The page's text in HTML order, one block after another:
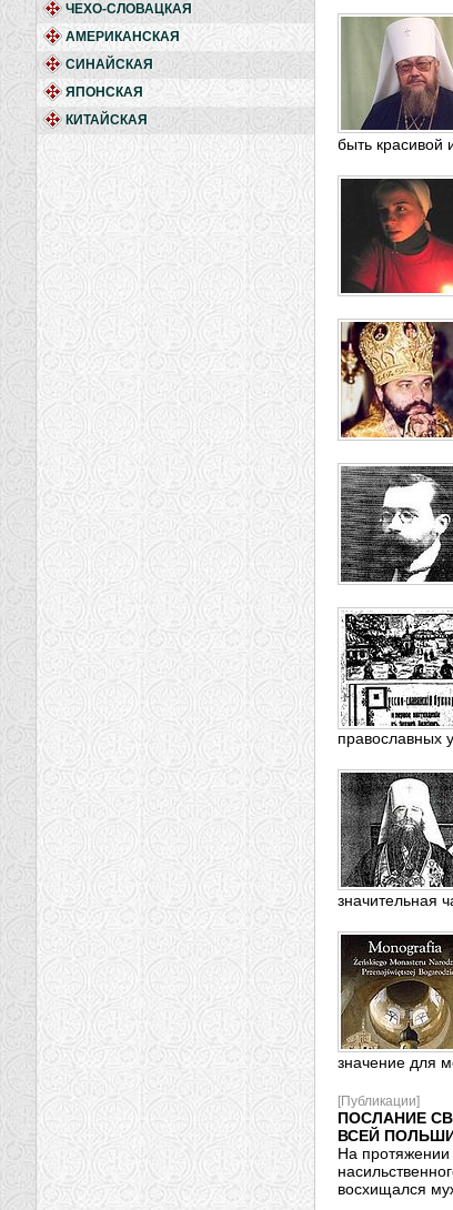
ЧЕХО-СЛОВАЦКАЯ
АМЕРИКАНСКАЯ
СИНАЙСКАЯ
ЯПОНСКАЯ
КИТАЙСКАЯ
быть красивой
православных
значительная
значение для
[Публикации]
ПОСЛАНИЕ
ВСЕЙ
На
восхищался